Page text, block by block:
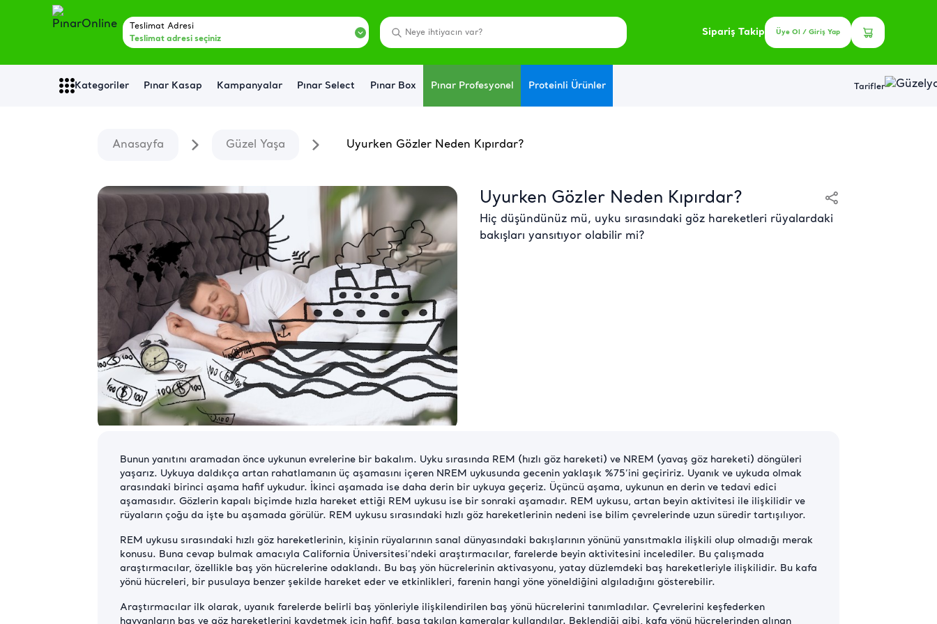
Teslimat Adresi
Teslimat adresi seçiniz
Sipariş Takip Üye Ol / Giriş Yap
Kategoriler Pınar Kasap Kampanyalar Pınar Select Pınar Box Pınar Profesyonel Proteinli Ürünler Tarifler
Anasayfa Güzel Yaşa Uyurken Gözler Neden Kıpırdar?
Uyurken Gözler Neden Kıpırdar?
Hiç düşündünüz mü, uyku sırasındaki göz hareketleri rüyalardaki
bakışları yansıtıyor olabilir mi?
Bunun yanıtını aramadan önce uykunun evrelerine bir bakalım. Uyku sırasında REM (hızlı göz hareketi) ve NREM (yavaş göz hareketi) döngüleri
yaşarız. Uykuya daldıkça artan rahatlamanın üç aşamasını içeren NREM uykusunda gecenin yaklaşık %75’ini geçiririz. Uyanık ve uykuda olmak
arasındaki birinci aşama hafif uykudur. İkinci aşamada ise daha derin bir uykuya geçeriz. Üçüncü aşama, uykunun en derin ve tedavi edici
aşamasıdır. Gözlerin kapalı biçimde hızla hareket ettiği REM uykusu ise bir sonraki aşamadır. REM uykusu, artan beyin aktivitesi ile ilişkilidir ve
rüyaların çoğu da işte bu aşamada görülür. REM uykusu sırasındaki hızlı göz hareketlerinin nedeni ise bilim çevrelerinde uzun süredir tartışılıyor.
REM uykusu sırasındaki hızlı göz hareketlerinin, kişinin rüyalarının sanal dünyasındaki bakışlarının yönünü yansıtmakla ilişkili olup olmadığı merak
konusu. Buna cevap bulmak amacıyla California Üniversitesi’ndeki araştırmacılar, farelerde beyin aktivitesini incelediler. Bu çalışmada
araştırmacılar, özellikle baş yön hücrelerine odaklandı. Bu baş yön hücrelerinin aktivasyonu, yatay düzlemdeki baş hareketleriyle ilişkilidir. Bu kafa
yönü hücreleri, bir pusulaya benzer şekilde hareket eder ve etkinlikleri, farenin hangi yöne yöneldiğini algıladığını gösterebilir.
Araştırmacılar ilk olarak, uyanık farelerde belirli baş yönleriyle ilişkilendirilen baş yönü hücrelerini tanımladılar. Çevrelerini keşfederken
hayvanların baş ve göz hareketlerini kaydetmek için hafif, başa takılan kameralar kullandılar. Beklendiği gibi, kafa yönü hücrelerinden alınan